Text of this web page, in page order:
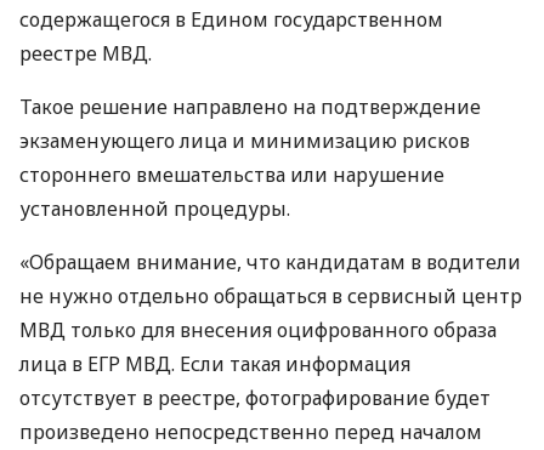
содержащегося в Едином государственном
реестре МВД.
Такое решение направлено на подтверждение
экзаменующего лица и минимизацию рисков
стороннего вмешательства или нарушение
установленной процедуры.
«Обращаем внимание, что кандидатам в водители
не нужно отдельно обращаться в сервисный центр
МВД только для внесения оцифрованного образа
лица в ЕГР МВД. Если такая информация
отсутствует в реестре, фотографирование будет
произведено непосредственно перед началом